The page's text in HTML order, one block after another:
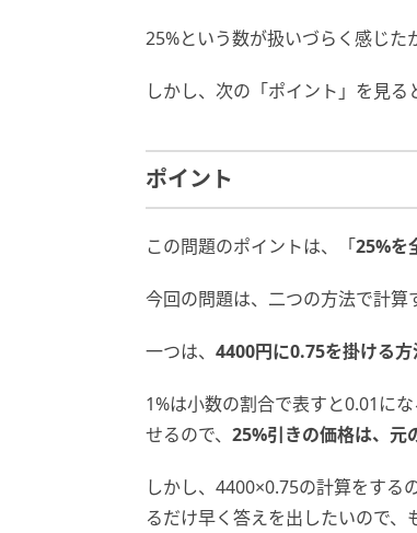
25%という数が扱いづらく感じた
しかし、次の「ポイント」を見る
ポイント
この問題のポイントは、「25%を
今回の問題は、二つの方法で計算
一つは、 4400円に0.75を掛ける方
1%は小数の割合で表すと0.01に
せるので、 25%引きの価格は、元
しかし、4400×0.75の計算をする
るだけ早く答えを出したいので、